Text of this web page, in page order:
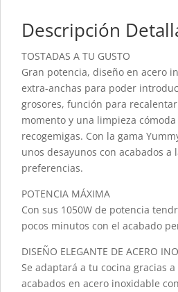
Descripción
TOSTADAS A TU GUSTO
Gran potencia, diseño en acero
extra-anchas para poder
grosores, función para
momento y una limpieza
recogemigas. Con la gama
unos desayunos con acabados a
preferencias.
POTENCIA MÁXIMA
Con sus 1050W de potencia
pocos minutos con el acabado
DISEÑO ELEGANTE DE ACERO
Se adaptará a tu cocina gracias
acabados en acero inoxidable